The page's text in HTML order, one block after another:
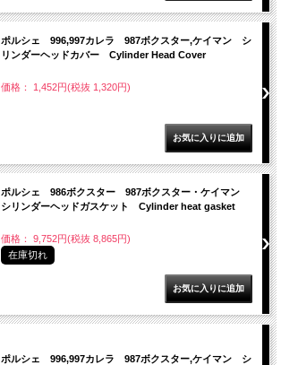
ポルシェ 996,997カレラ 987ボクスター,ケイマン シ
リンダーヘッドカバー Cylinder Head Cover
価格： 1,452円(税抜 1,320円)
ポルシェ 986ボクスター 987ボクスター・ケイマン
シリンダーヘッドガスケット Cylinder heat gasket
価格： 9,752円(税抜 8,865円)
在庫切れ
ポルシェ 996,997カレラ 987ボクスター,ケイマン シ